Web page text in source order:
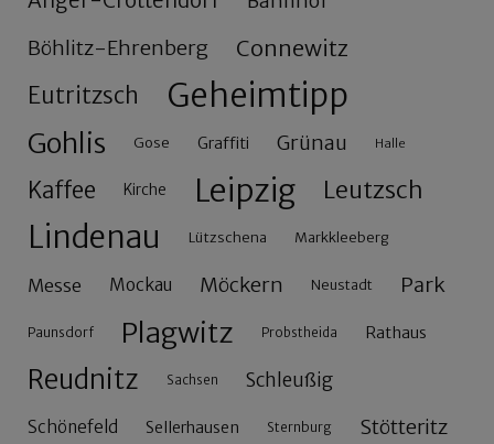
Böhlitz-Ehrenberg Connewitz
Eutritzsch Geheimtipp
Gohlis Gose Graffiti Grünau Halle
Kaffee Kirche Leipzig Leutzsch
Lindenau Lützschena Markkleeberg
Messe Mockau Möckern Neustadt Park
Paunsdorf Plagwitz Probstheida Rathaus
Reudnitz Sachsen Schleußig
Schönefeld Sellerhausen Sternburg Stötteritz